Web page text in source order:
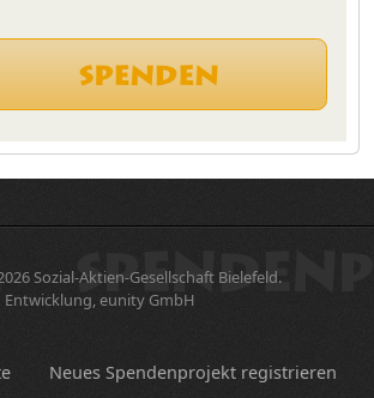
Sozial-Aktien-Gesellschaft Bielefeld.
eunity GmbH
Neues Spendenprojekt registrieren